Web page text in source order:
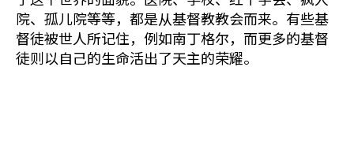
院、孤儿院等等，都是从基督教教会而来。有些基
督徒被世人所记住，例如南丁格尔，而更多的基督
徒则以自己的生命活出了天主的荣耀。